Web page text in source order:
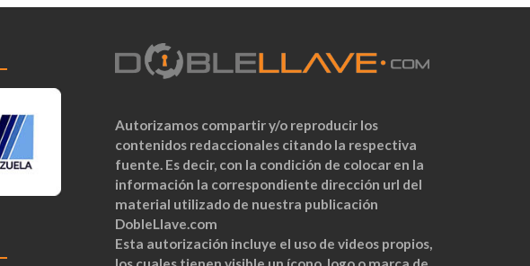
Autorizamos compartir y/o reproducir los
contenidos redaccionales citando la respectiva
fuente. Es decir, con la condición de colocar en la
información la correspondiente dirección url del
material utilizado de nuestra publicación
DobleLlave.com
Esta autorización incluye el uso de videos propios,